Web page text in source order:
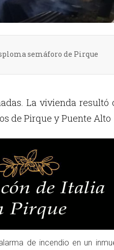
semáforo de Pirque
La vivienda resultó
de Pirque y Puente Alto
de incendio en un